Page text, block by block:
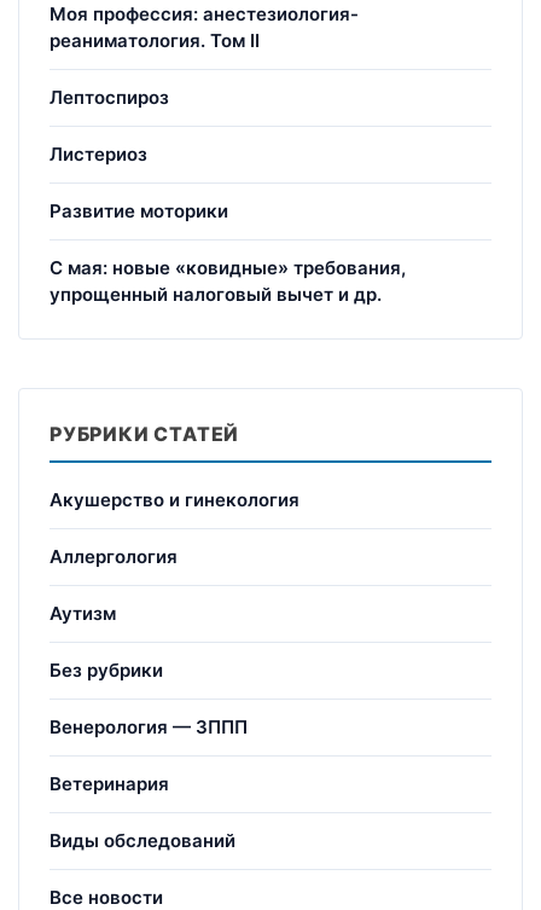
Моя профессия: анестезиология-
реаниматология. Том II
Лептоспироз
Листериоз
Развитие моторики
С мая: новые «ковидные» требования,
упрощенный налоговый вычет и др.
РУБРИКИ СТАТЕЙ
Акушерство и гинекология
Аллергология
Аутизм
Без рубрики
Венерология — ЗППП
Ветеринария
Виды обследований
Все новости